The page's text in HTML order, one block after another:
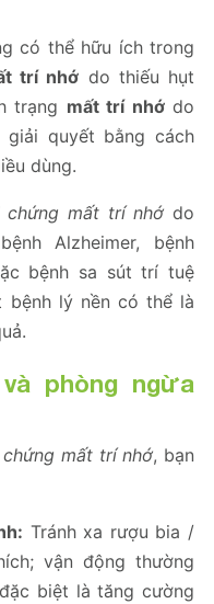
có thể hữu ích trong
trí nhớ do thiếu hụt
trạng mất trí nhớdo
quyết bằng cách
dùng.
chứng mất trí nhớ do
Alzheimer, bệnh
bệnh sa sút trí tuệ
bệnh lý nền có thể là
phòng ngừa
chứng mất trí nhớ, bạn
Tránh xa rượu bia /
vận động thường
biệt là tăng cường